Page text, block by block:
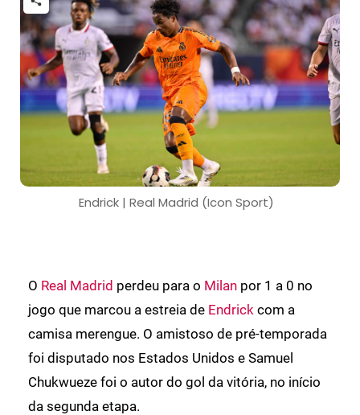
Endrick | Real Madrid (Icon Sport)
O Real Madrid perdeu para o Milan por 1 a 0 no
jogo que marcou a estreia de Endrick com a
camisa merengue. O amistoso de pré-temporada
foi disputado nos Estados Unidos e Samuel
Chukwueze foi o autor do gol da vitória, no início
da segunda etapa.